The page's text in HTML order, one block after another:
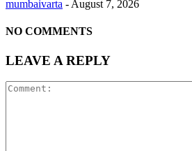
mumbaivarta - August 7, 2026
NO COMMENTS
LEAVE A REPLY